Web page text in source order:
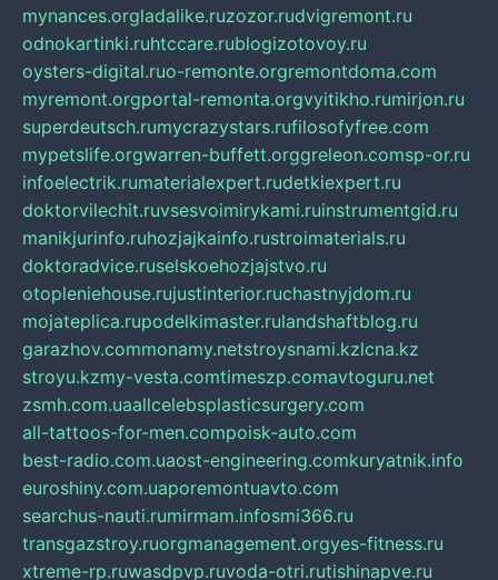
mynances.orgladalike.ruzozor.rudvigremont.ru
odnokartinki.ruhtccare.rublogizotovoy.ru
oysters-digital.ruo-remonte.orgremontdoma.com
myremont.orgportal-remonta.orgvyitikho.rumirjon.ru
superdeutsch.rumycrazystars.rufilosofyfree.com
mypetslife.orgwarren-buffett.orggreleon.comsp-or.ru
infoelectrik.rumaterialexpert.rudetkiexpert.ru
doktorvilechit.ruvsesvoimirykami.ruinstrumentgid.ru
manikjurinfo.ruhozjajkainfo.rustroimaterials.ru
doktoradvice.ruselskoehozjajstvo.ru
otopleniehouse.rujustinterior.ruchastnyjdom.ru
mojateplica.rupodelkimaster.rulandshaftblog.ru
garazhov.commonamy.netstroysnami.kzlcna.kz
stroyu.kzmy-vesta.comtimeszp.comavtoguru.net
zsmh.com.uaallcelebsplasticsurgery.com
all-tattoos-for-men.compoisk-auto.com
best-radio.com.uaost-engineering.comkuryatnik.info
euroshiny.com.uaporemontuavto.com
searchus-nauti.rumirmam.infosmi366.ru
transgazstroy.ruorgmanagement.orgyes-fitness.ru
xtreme-rp.ruwasdpvp.ruvoda-otri.rutishinapve.ru